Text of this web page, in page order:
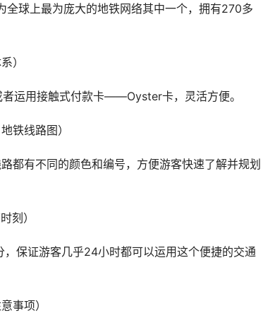
全球上最为庞大的地铁网络其中一个，拥有270多
）
运用接触式付款卡——Oyster卡，灵活方便。
铁线路图）
都有不同的颜色和编号，方便游客快速了解并规划
刻）
保证游客几乎24小时都可以运用这个便捷的交通
事项）